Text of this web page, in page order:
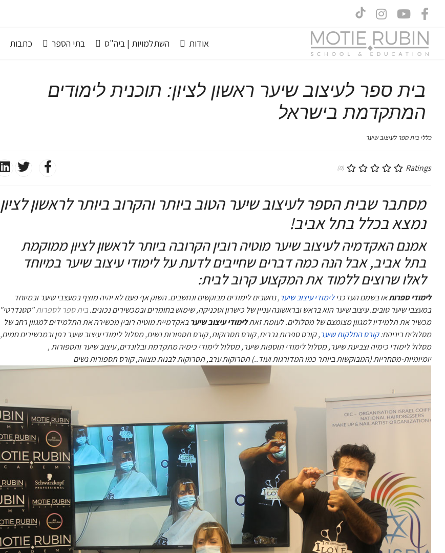
אודות השתלמויות | ביה"ס בתי הספר כתבות
בית ספר לעיצוב שיער ראשון לציון: תוכנית לימודים
המתקדמת בישראל
כללי בית ספר לעיצוב שיער
Ratings
(0)
מסתבר שבית הספר לעיצוב שיער הטוב ביותר והקרוב ביותר לראשון לציון
נמצא בכלל בתל אביב!
אמנם האקדמיה לעיצוב שיער מוטיה רובין הקרובה ביותר לראשון לציון ממוקמת
בתל אביב, אבל הנה כמה דברים שחייבים לדעת על לימודי עיצוב שיער במיוחד
לאלו שרוצים ללמוד את המקצוע קרוב לבית:
לימודי ספרותאו בשמם העדכנילימודי עיצוב שיער, נחשבים לימודים מבוקשים ונחשבים. השוק אף פעם לא יהיה מוצף במעצבי שיער ובמיוחד
במעצבי שיער טובים. עיצוב שיער הוא בראש ובראשונה עניין של כישרון וטכניקה, שימוש בחומרים ובמכשירים נכונים.בית ספר לספרות"סטנדרטי"
מכשיר את תלמידיו למגוון מצומצם של מסלולים. לעומת זאתלימודי עיצוב שיערבאקדמיית מוטיה רובין מכשירה את התלמידים למגוון רחב של
מסלולים ביניהם:קורס החלקות שיער, קורס ספרות גברים, קורס תסרוקות, קורס תספורות נשים, מסלול לימודי עיצוב שיער בפן ובמכשירים חמים,
מסלול לימודי
, כימיה וצביעת שיער, מסלול לימודי תוספות שיער, מסלול לימודי כימיה מתקדמת ובלונדים, עיצוב שיער ותספורות
יומיומיות-מסחריות (המבוקשות ביותר כמו המדורגות ועוד..) תסרוקות ערב, תסרוקות לבנות מצווה, קורס תספורות נשים